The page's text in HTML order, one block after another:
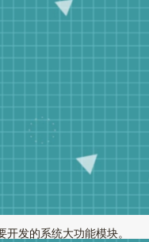
发的系统大功能模块。